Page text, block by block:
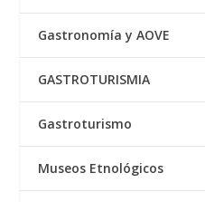
Gastronomía y AOVE
GASTROTURISMIA
Gastroturismo
Museos Etnológicos